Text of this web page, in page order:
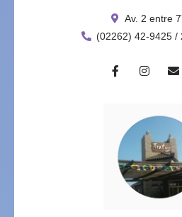
Av. 2 entre
(02262) 42-9425 /